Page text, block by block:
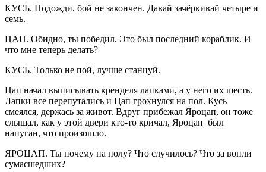
КУСЬ. Подожди, бой не закончен. Давай зачёркивай четыре и
семь.
ЦАП. Обидно, ты победил. Это был последний кораблик. И
что мне теперь делать?
КУСЬ. Только не пой, лучше станцуй.
Цап начал выписывать кренделя лапками, а у него их шесть.
Лапки все перепутались и Цап грохнулся на пол. Кусь
смеялся, держась за живот. Вдруг прибежал Яроцап, он тоже
слышал, как у этой двери кто-то кричал, Яроцап был
напуган, что произошло.
ЯРОЦАП. Ты почему на полу? Что случилось? Что за вопли
сумасшедших?